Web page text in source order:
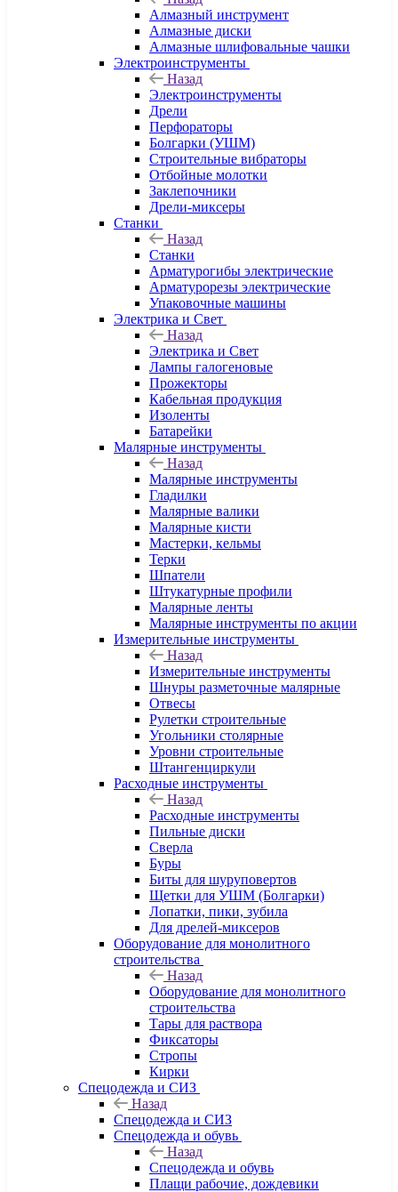
Алмазный инструмент
Алмазные диски
Алмазные шлифовальные чашки
Электроинструменты
Назад
Электроинструменты
Дрели
Перфораторы
Болгарки (УШМ)
Строительные вибраторы
Отбойные молотки
Заклепочники
Дрели-миксеры
Станки
Назад
Станки
Арматурогибы электрические
Арматурорезы электрические
Упаковочные машины
Электрика и Свет
Назад
Электрика и Свет
Лампы галогеновые
Прожекторы
Кабельная продукция
Изоленты
Батарейки
Малярные инструменты
Назад
Малярные инструменты
Гладилки
Малярные валики
Малярные кисти
Мастерки, кельмы
Терки
Шпатели
Штукатурные профили
Малярные ленты
Малярные инструменты по акции
Измерительные инструменты
Назад
Измерительные инструменты
Шнуры разметочные малярные
Отвесы
Рулетки строительные
Угольники столярные
Уровни строительные
Штангенциркули
Расходные инструменты
Назад
Расходные инструменты
Пильные диски
Сверла
Буры
Биты для шуруповертов
Щетки для УШМ (Болгарки)
Лопатки, пики, зубила
Для дрелей-миксеров
Оборудование для монолитного
строительства
Назад
Оборудование для монолитного
строительства
Тары для раствора
Фиксаторы
Стропы
Кирки
Спецодежда и СИЗ
Назад
Спецодежда и СИЗ
Спецодежда и обувь
Назад
Спецодежда и обувь
Плащи рабочие, дождевики